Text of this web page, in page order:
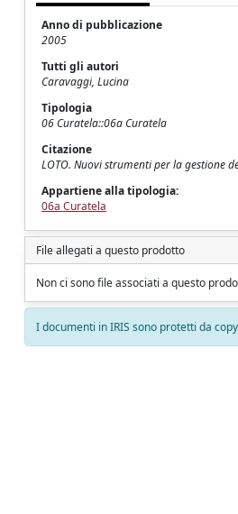
Anno di pubblicazione
2005
Tutti gli autori
Caravaggi, Lucina
Tipologia
06 Curatela::06a Curatela
Citazione
LOTO. Nuovi strumenti per la gestione
Appartiene alla tipologia:
06a Curatela
File allegati a questo prodotto
Non ci sono file associati a questo
I documenti in IRIS sono protetti da